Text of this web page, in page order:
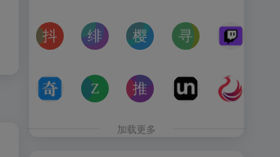
抖音课堂
抖音旗下综合学习平台，覆盖抖音、今日头条、西瓜视
绯月论坛
绯月是一个以动漫、游戏、音乐、绘画等为
樱之空动漫
樱之空动漫是一个专为动漫爱
寻宝天行
完美世界官方授权
奇书网
TXT电子书免费下载,TXT全集下载,小说TXT下载,全本完
Zoom Earth
Zoom Earth风暴追踪器，实时天气和卫星图
推次元
推次元a2cy.com(T站)是以
Unblast – 免费
Unblast是免费设
加载更多